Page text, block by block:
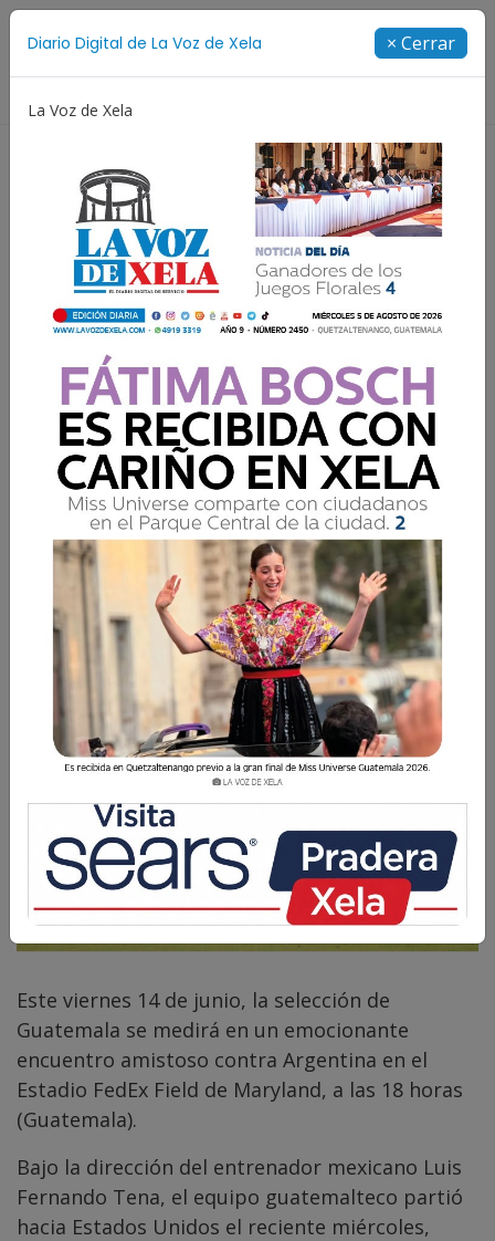
Diario Digital de La Voz de Xela × Cerrar
La Voz de Xela
de Bandas 2026
Guatemala se enfrenta a
Argentina hoy en
Maryland: Duelo histórico
para el país
La Voz de Xela · Redacción 14 Junio 2024 08:36
Comparte
Este viernes 14 de junio, la selección de
Guatemala se medirá en un emocionante
encuentro amistoso contra Argentina en el
Estadio FedEx Field de Maryland, a las 18 horas
(Guatemala).
Bajo la dirección del entrenador mexicano Luis
Fernando Tena, el equipo guatemalteco partió
hacia Estados Unidos el reciente miércoles,